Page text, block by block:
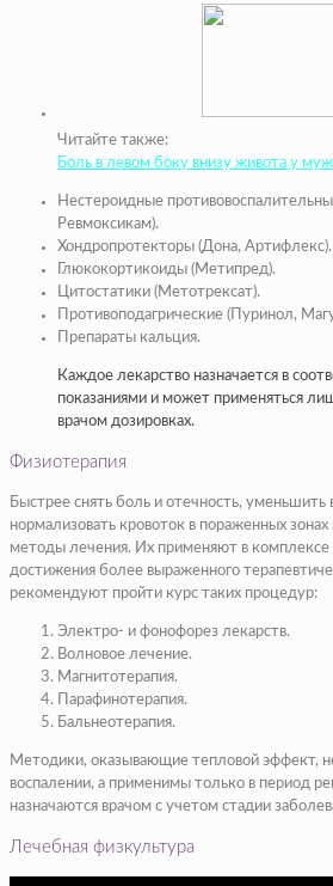
Читайте также:
Боль в левом боку внизу живота у
Нестероидные
Ревмоксикам).
Хондропротекторы (Дона, Артифлекс).
Глюкокортикоиды (Метипред).
Цитостатики (Метотрексат).
Противоподагрические (Пуринол,
Препараты кальция.
Каждое лекарство назначается в
показаниями и может применяться
врачом дозировках.
Физиотерапия
Быстрее снять боль и отечность, уменьшить
нормализовать кровоток в пораженных
методы лечения. Их применяют в комплексе
достижения более выраженного
рекомендуют пройти курс таких процедур:
Электро- и фонофорез лекарств.
Волновое лечение.
Магнитотерапия.
Парафинотерапия.
Бальнеотерапия.
Методики, оказывающие тепловой эффект,
воспалении, а применимы только в период
назначаются врачом с учетом стадии
Лечебная физкультура